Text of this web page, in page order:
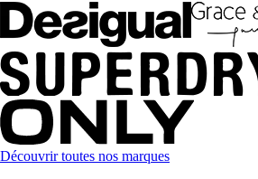
Découvrir toutes nos marques